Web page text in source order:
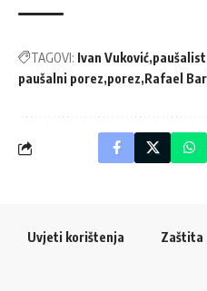
TAGOVI: Ivan Vuković
paušalni porez porez Rafael
Uvjeti korištenja Zaštita